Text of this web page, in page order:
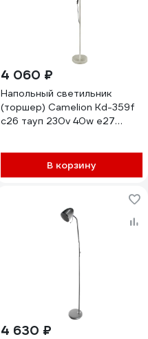
4 060 ₽
Напольный светильник
(торшер) Camelion Kd-359f
c26 тауп 230v 40w e27
В корзину
4 630 ₽